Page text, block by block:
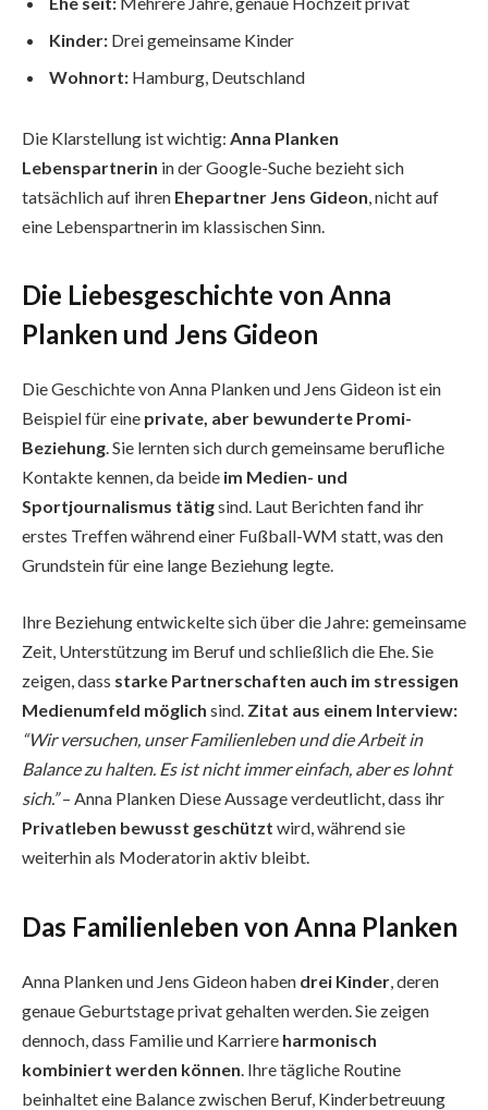
Kinder: Drei gemeinsame Kinder
Wohnort: Hamburg, Deutschland
Die Klarstellung ist wichtig: Anna Planken
Lebenspartnerin in der Google-Suche bezieht sich
tatsächlich auf ihren Ehepartner Jens Gideon, nicht auf
eine Lebenspartnerin im klassischen Sinn.
Die Liebesgeschichte von Anna
Planken und Jens Gideon
Die Geschichte von Anna Planken und Jens Gideon ist ein
Beispiel für eine private, aber bewunderte Promi-
Beziehung. Sie lernten sich durch gemeinsame berufliche
Kontakte kennen, da beide im Medien- und
Sportjournalismus tätigsind. Laut Berichten fand ihr
erstes Treffen während einer Fußball-WM statt, was den
Grundstein für eine lange Beziehung legte.
Ihre Beziehung entwickelte sich über die Jahre: gemeinsame
Zeit, Unterstützung im Beruf und schließlich die Ehe. Sie
zeigen, dass starke Partnerschaften auch im stressigen
Medienumfeld möglich sind. Zitat aus einem Interview:
“Wir versuchen, unser Familienleben und die Arbeit in
Balance zu halten. Es ist nicht immer einfach, aber es lohnt
sich.”– Anna Planken Diese Aussage verdeutlicht, dass ihr
Privatleben bewusst geschützt wird, während sie
weiterhin als Moderatorin aktiv bleibt.
Das Familienleben von Anna Planken
Anna Planken und Jens Gideon haben drei Kinder , deren
genaue Geburtstage privat gehalten werden. Sie zeigen
dennoch, dass Familie und Karriere harmonisch
kombiniert werden können . Ihre tägliche Routine
beinhaltet eine Balance zwischen Beruf, Kinderbetreuung